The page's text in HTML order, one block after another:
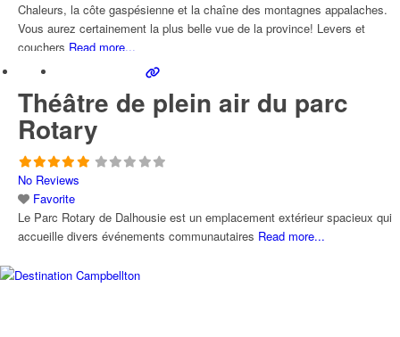
Chaleurs, la côte gaspésienne et la chaîne des montagnes appalaches.
Vous aurez certainement la plus belle vue de la province! Levers et
couchers Read more...
Théâtre de plein air du parc
Rotary
No Reviews
Favorite
Le Parc Rotary de Dalhousie est un emplacement extérieur spacieux qui
accueille divers événements communautaires Read more...